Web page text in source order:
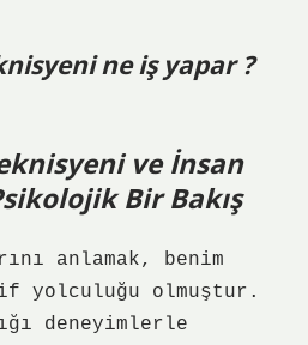
ne iş yapar ?
ve İnsan
Bir Bakış
anlamak, benim
yolculuğu olmuştur.
deneyimlerle